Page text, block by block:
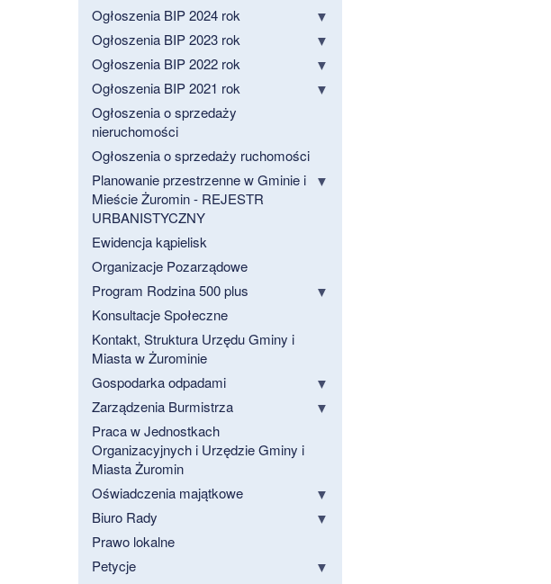
Ogłoszenia BIP 2024 rok
Ogłoszenia BIP 2023 rok
Ogłoszenia BIP 2022 rok
Ogłoszenia BIP 2021 rok
Ogłoszenia o sprzedaży
nieruchomości
Ogłoszenia o sprzedaży ruchomości
Planowanie przestrzenne w Gminie i
Mieście Żuromin - REJESTR
URBANISTYCZNY
Ewidencja kąpielisk
Organizacje Pozarządowe
Program Rodzina 500 plus
Konsultacje Społeczne
Kontakt, Struktura Urzędu Gminy i
Miasta w Żurominie
Gospodarka odpadami
Zarządzenia Burmistrza
Praca w Jednostkach
Organizacyjnych i Urzędzie Gminy i
Miasta Żuromin
Oświadczenia majątkowe
Biuro Rady
Prawo lokalne
Petycje